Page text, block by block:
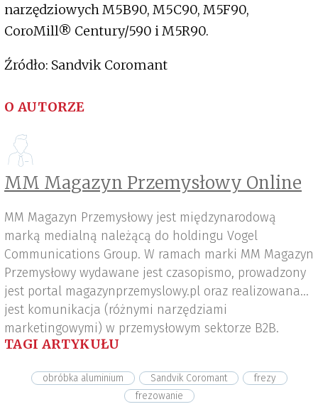
narzędziowych M5B90, M5C90, M5F90,
CoroMill® Century/590 i M5R90.
Źródło: Sandvik Coromant
O AUTORZE
MM Magazyn Przemysłowy Online
MM Magazyn Przemysłowy jest międzynarodową
marką medialną należącą do holdingu Vogel
Communications Group. W ramach marki MM Magazyn
Przemysłowy wydawane jest czasopismo, prowadzony
jest portal magazynprzemyslowy.pl oraz realizowana
jest komunikacja (różnymi narzędziami
marketingowymi) w przemysłowym sektorze B2B.
TAGI ARTYKUŁU
obróbka aluminium Sandvik Coromant
frezy
frezowanie